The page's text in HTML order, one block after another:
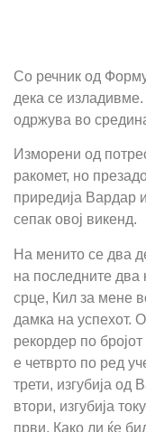
Со речник од
дека се
одржува во
Изморени од
ракомет, но
приредија Вардар
сепак овој викенд.
На менито се два
на последните два
срце, Кил за мене
дамка на успехот.
рекордер по
е четврто по ред
трети, изгубија
втори, изгубија
први. Како ли ќе